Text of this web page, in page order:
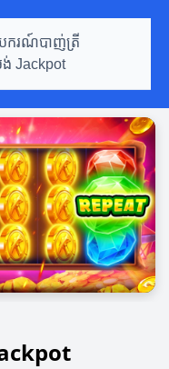
ករណ៍បាញ់ត្រី
ង់ Jackpot